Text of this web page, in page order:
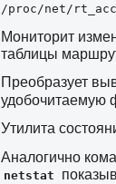
/proc/net/
Мониторит
таблицы
Преобразует
удобочитаемую
Утилита
Аналогично
netstat